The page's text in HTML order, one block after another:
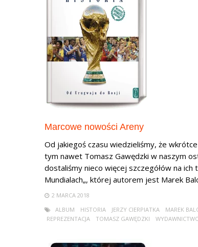
Marcowe nowości Areny
Od jakiegoś czasu wiedzieliśmy, że
tym nawet Tomasz Gawędzki w naszym
dostaliśmy nieco więcej szczegółów na
Mundialach„, której autorem jest Marek
2 MARCA 2018
ALBUM
HISTORIA JERZY CIERPIATKA MAREK
REPREZENTACJA
TOMASZ GAWĘDZKI